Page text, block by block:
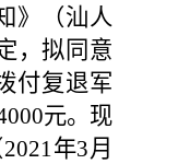
》（汕人
，拟同意
付复退军
元。现
2021年3月